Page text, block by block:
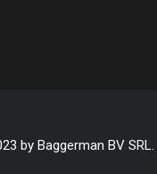
by Baggerman BV